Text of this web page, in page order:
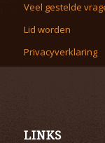
Veel gestelde
Lid worden
Privacyverklaring
LINKS